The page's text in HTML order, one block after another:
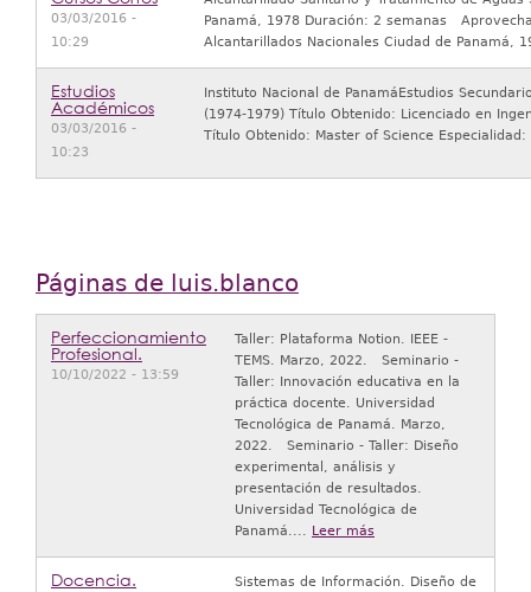
03/03/2016 -
10:29
Panamá, 1978 Duración: 2 semanas
Alcantarillados Nacionales Ciudad de
Estudios
Académicos
03/03/2016 -
10:23
Instituto Nacional de PanamáEstudios
(1974‑1979) Título Obtenido: Licenciado en
Título Obtenido: Master of Science
Páginas de luis.blanco
Perfeccionamiento
Profesional.
10/10/2022 - 13:59
Taller: Plataforma Notion. IEEE -
TEMS. Marzo, 2022. Seminario -
Taller: Innovación educativa en la
práctica docente. Universidad
Tecnológica de Panamá. Marzo,
2022. Seminario - Taller: Diseño
experimental, análisis y
presentación de resultados.
Universidad Tecnológica de
Panamá.... Leer más
Docencia.
Sistemas de Información. Diseño de